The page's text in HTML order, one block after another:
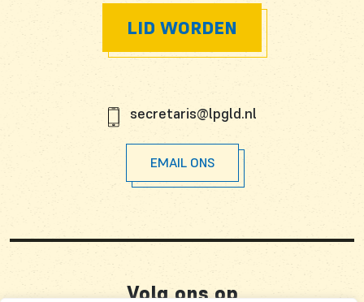
LID WORDEN
secretaris@lpgld.nl
EMAIL ONS
Volg ons op